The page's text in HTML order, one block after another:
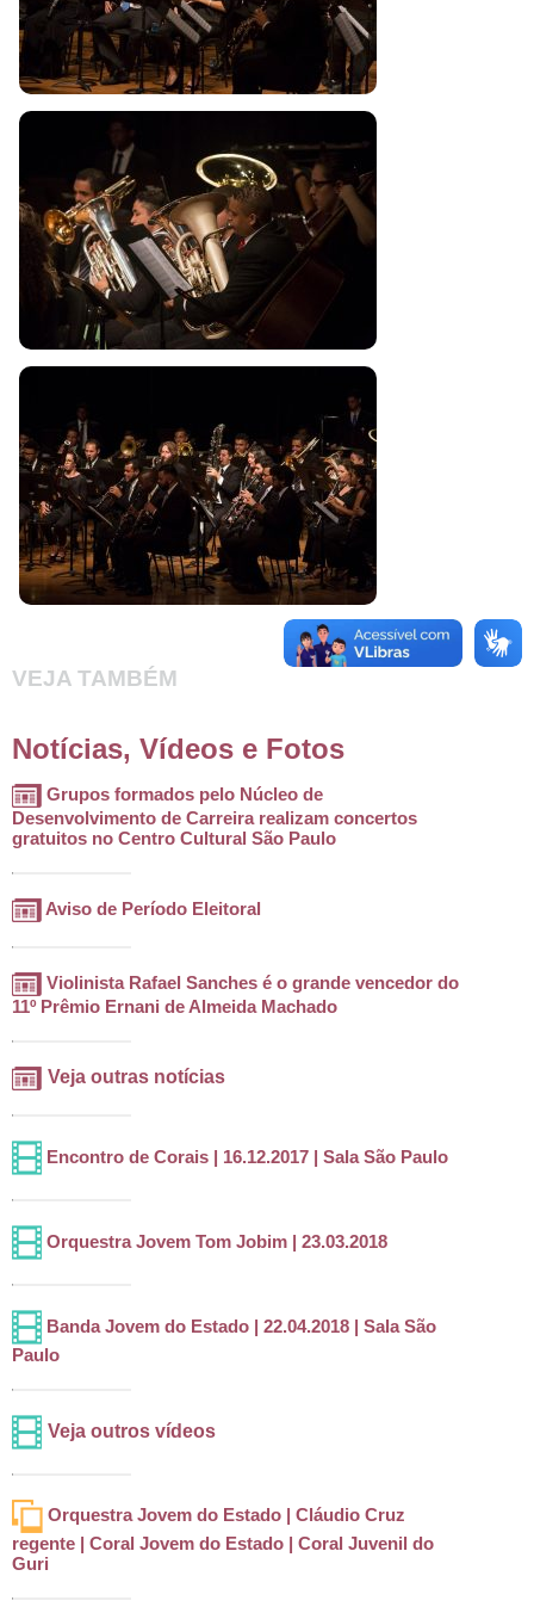
VEJA TAMBÉM
Notícias, Vídeos e Fotos
Grupos formados pelo Núcleo de
Desenvolvimento de Carreira realizam concertos
gratuitos no Centro Cultural São Paulo
Aviso de Período Eleitoral
Violinista Rafael Sanches é o grande vencedor do
11º Prêmio Ernani de Almeida Machado
Veja outras notícias
Encontro de Corais | 16.12.2017 | Sala São Paulo
Orquestra Jovem Tom Jobim | 23.03.2018
Banda Jovem do Estado | 22.04.2018 | Sala São
Paulo
Veja outros vídeos
Orquestra Jovem do Estado | Cláudio Cruz
regente | Coral Jovem do Estado | Coral Juvenil do
Guri